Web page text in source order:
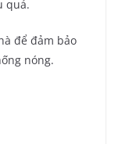
quả.
để đảm bảo
nóng.